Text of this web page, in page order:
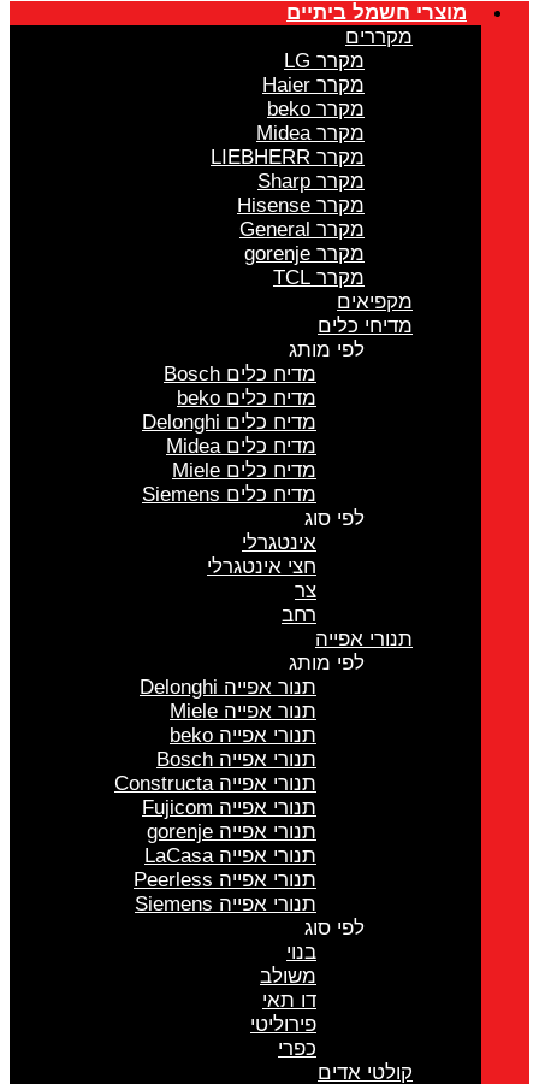
מוצרי חשמל ביתיים
מקררים
מקרר LG
מקרר Haier
מקרר beko
מקרר Midea
מקרר LIEBHERR
מקרר Sharp
מקרר Hisense
מקרר General
מקרר gorenje
מקרר TCL
מקפיאים
מדיחי כלים
לפי מותג
מדיח כלים Bosch
מדיח כלים beko
מדיח כלים Delonghi
מדיח כלים Midea
מדיח כלים Miele
מדיח כלים Siemens
לפי סוג
אינטגרלי
חצי אינטגרלי
צר
רחב
תנורי אפייה
לפי מותג
תנור אפייה Delonghi
תנור אפייה Miele
תנורי אפייה beko
תנורי אפייה Bosch
תנורי אפייה Constructa
תנורי אפייה Fujicom
תנורי אפייה gorenje
תנורי אפייה LaCasa
תנורי אפייה Peerless
תנורי אפייה Siemens
לפי סוג
בנוי
משולב
דו תאי
פירוליטי
כפרי
קולטי אדים